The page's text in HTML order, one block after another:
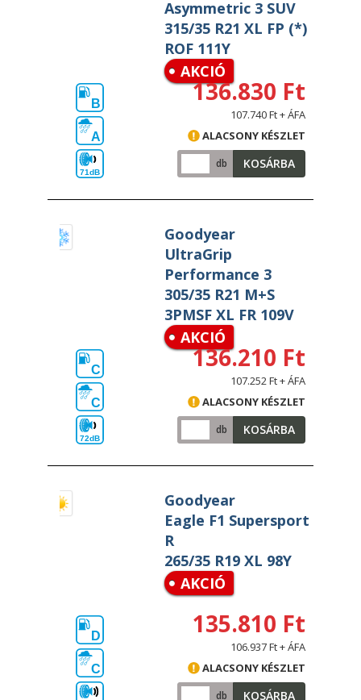
Asymmetric 3 SUV
315/35 R21 XL FP (*)
ROF 111Y
AKCIÓ
B
A
71dB
136.830 Ft
107.740 Ft + ÁFA
ALACSONY KÉSZLET
db KOSÁRBA
Goodyear
UltraGrip
Performance 3
305/35 R21 M+S
3PMSF XL FR 109V
AKCIÓ
C
C
72dB
136.210 Ft
107.252 Ft + ÁFA
ALACSONY KÉSZLET
db KOSÁRBA
Goodyear
Eagle F1 Supersport
R
265/35 R19 XL 98Y
AKCIÓ
D
C
135.810 Ft
106.937 Ft + ÁFA
ALACSONY KÉSZLET
db KOSÁRBA